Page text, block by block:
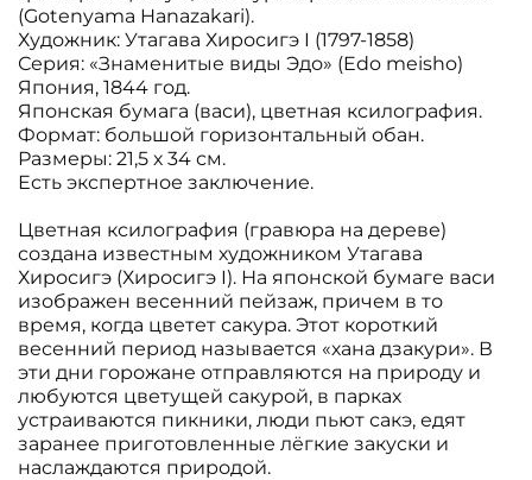
(Gotenyama Hanazakari).
Художник: Утагава Хиросигэ I (1797-1858)
Серия: «Знаменитые виды Эдо» (Edo meisho)
Япония, 1844 год.
Японская бумага (васи), цветная ксилография.
Формат: большой горизонтальный обан.
Размеры: 21,5 х 34 см.
Есть экспертное заключение.
Цветная ксилография (гравюра на дереве)
создана известным художником Утагава
Хиросигэ (Хиросигэ I). На японской бумаге васи
изображен весенний пейзаж, причем в то
время, когда цветет сакура. Этот короткий
весенний период называется «хана дзакури». В
эти дни горожане отправляются на природу и
любуются цветущей сакурой, в парках
устраиваются пикники, люди пьют сакэ, едят
заранее приготовленные лëгкие закуски и
наслаждаются природой.